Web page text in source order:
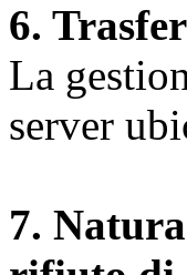
6.
La
server
7.